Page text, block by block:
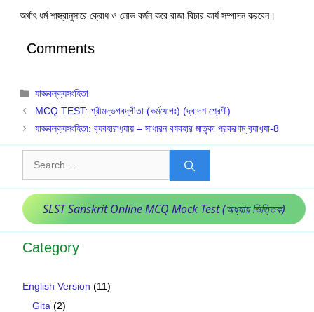
অর্থাৎ ধর্ম শাস্ত্রানুসারে ক্রোধ ও লোভ বর্জন করে রাজা বিচার কার্য সম্পাদন করবেন।
Comments
Categories
যাজ্ঞবল্ক‍্যসংহিতা
MCQ TEST: শ্রীমদ্‌ভগবদ্‌গীতা (কর্মযোগঃ) (দ্বাদশ শ্রেণী)
যাজ্ঞবল্ক‍্যসংহিতা: ব‍্যবহারাধ‍্যায় – সাধারন ব‍্যবহার মাতৃকা প্রকরণম্ ব‍্যাখ‍্যা-8
for:
SLST Sanskrit Online MCQ Mock Test (অধ্যায় ভিত্তিক)
Category
English Version (11)
Gita (2)